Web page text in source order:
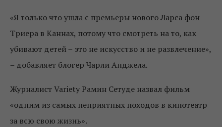
«Я только что ушла с премьеры нового Ларса фон
Триера в Каннах, потому что смотреть на то, как
убивают детей – это не искусство и не развлечение»,
– добавляет блогер Чарли Анджела.
Журналист Variety Рамин Сетуде назвал фильм
«одним из самых неприятных походов в кинотеатр
за всю свою жизнь».